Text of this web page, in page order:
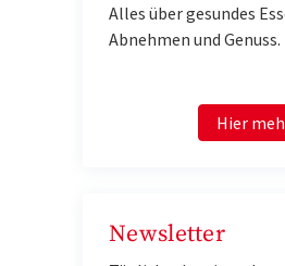
Alles über gesundes
Abnehmen und Genuss.
Hier
Newsletter